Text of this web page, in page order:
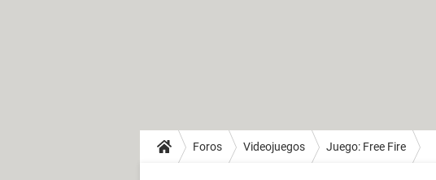
Foros Videojuegos Juego: Free Fire